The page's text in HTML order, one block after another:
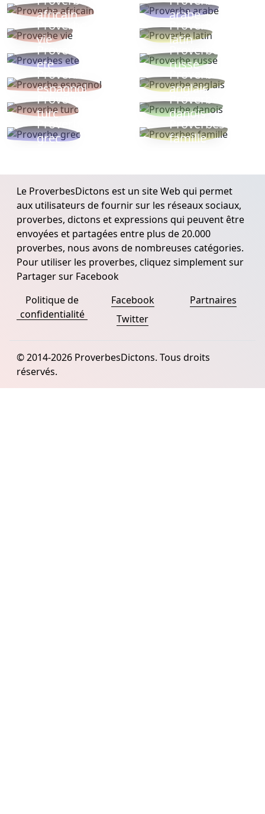
africain
arabe
Proverbe
vie
Proverbe
latin
Proverbes
ete
Proverbe
russe
Proverbe
espagnol
Proverbe
anglais
Proverbe
turc
Proverbe
danois
Proverbe
grec
Proverbes
famille
Le ProverbesDictons est un site Web qui permet
aux utilisateurs de fournir sur les réseaux sociaux,
proverbes, dictons et expressions qui peuvent être
envoyées et partagées entre plus de 20.000
proverbes, nous avons de nombreuses catégories.
Pour utiliser les proverbes, cliquez simplement sur
Partager sur Facebook
Politique de
confidentialité
Facebook
Twitter
Partnaires
© 2014-2026 ProverbesDictons. Tous droits
réservés.